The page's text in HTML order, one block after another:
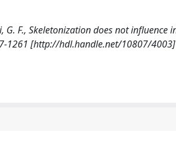
G. F., Skeletonization does not influence
1261 [http://hdl.handle.net/10807/4003]